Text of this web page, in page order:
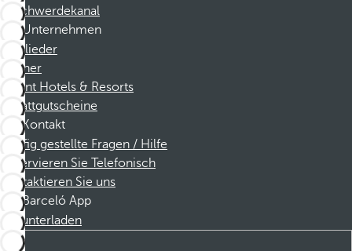
Beschwerdekanal
Unternehmen
Mitglieder
Partner
Dorint Hotels & Resorts
Rabattgutscheine
Kontakt
Häufig gestellte Fragen / Hilfe
Reservieren Sie Telefonisch
Kontaktieren Sie uns
Barceló App
Herunterladen